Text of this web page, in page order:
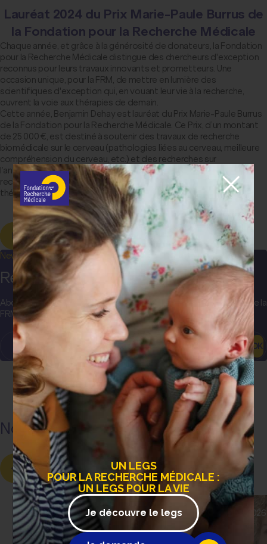
Lauréat 2024 du Prix Marie-Paule Burrus de
la Fondation pour la Recherche Médicale
Chaque année, et grâce à la générosité de donateurs, la Fondation
pour la Recherche Médicale distingue des chercheurs d'exception
reconnus pour leurs travaux innovants et prometteurs. Une
occasion unique, pour la FRM, de mettre en lumière des
scientifiques d'exception qui, en vouant leur vie à la recherche,
ouvrent la voie aux thérapies de demain.
Cette année, Benjamin Dehay est lauréat du Prix Marie-Paule Burrus
de la Fondation pour la Recherche Médicale. Ce Prix, d’un montant
de 25 000 €, est destiné à soutenir des travaux de recherche
biomédicale sur le cerveau (pathologies liées au cerveau, meilleure
compréhension du cerveau, etc.) et des recherches sur
l’antibiorésistance (la compréhension de ses mécanismes, la
recherche de nouveaux antibiotiques ou d’autres voies
thérapeutiques).
Découvrir les lauréats 2024 des Prix de la FRM
Newsletter
Restez informé(e) !
Abonnez-vous pour recevoir les actualités et communications de la
FRM, les projets et découvertes sur toutes les maladies…
OK
Nos dernières actualités
24 juillet 2026 10 juillet 2026
UN LEGS
POUR LA RECHERCHE MÉDICALE :
UN LEGS POUR LA VIE
Je découvre le legs